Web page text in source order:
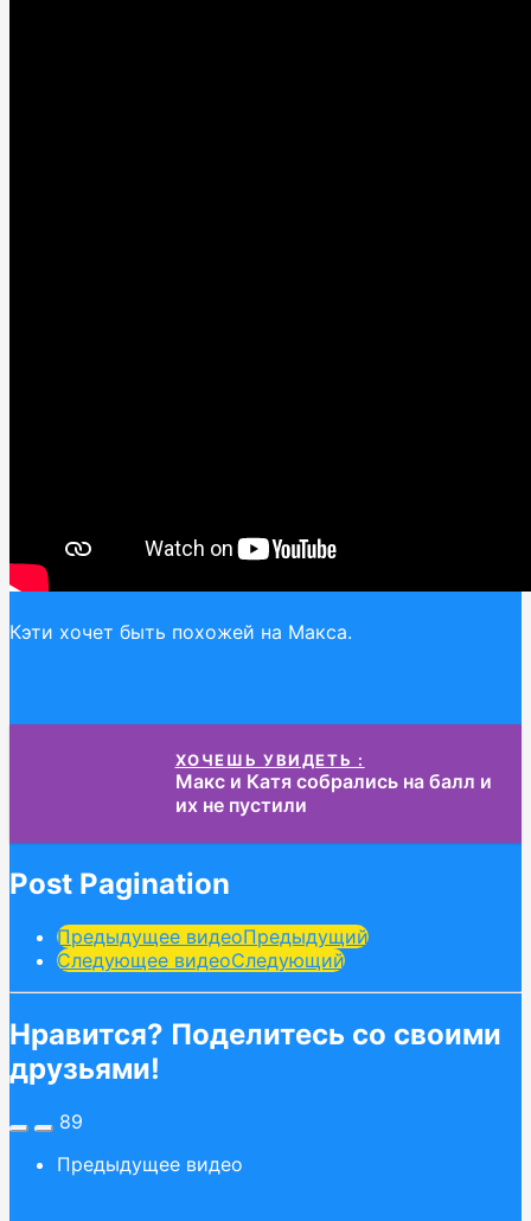
Кэти хочет быть похожей на Макса.
ХОЧЕШЬ УВИДЕТЬ :
Макс и Катя собрались на балл и
их не пустили
Post Pagination
Предыдущее видеоПредыдущий
Следующее видеоСледующий
Нравится? Поделитесь со своими
друзьями!
89
Предыдущее видео